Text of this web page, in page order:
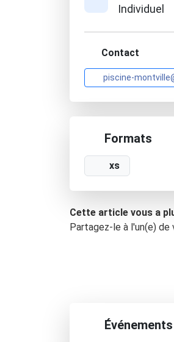
Individuel
Contact
piscine-
Formats
xs
Cette article vous a
Partagez-le à l'un(e)